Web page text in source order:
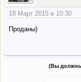
18 Март 2015 в 10:30
Проданы)
(Вы должны